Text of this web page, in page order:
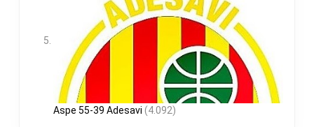
Aspe 55-39 Adesavi (4.092)